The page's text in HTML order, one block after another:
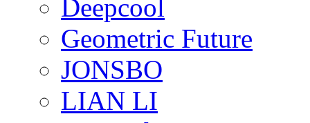
Deepcool
Geometric Future
JONSBO
LIAN LI